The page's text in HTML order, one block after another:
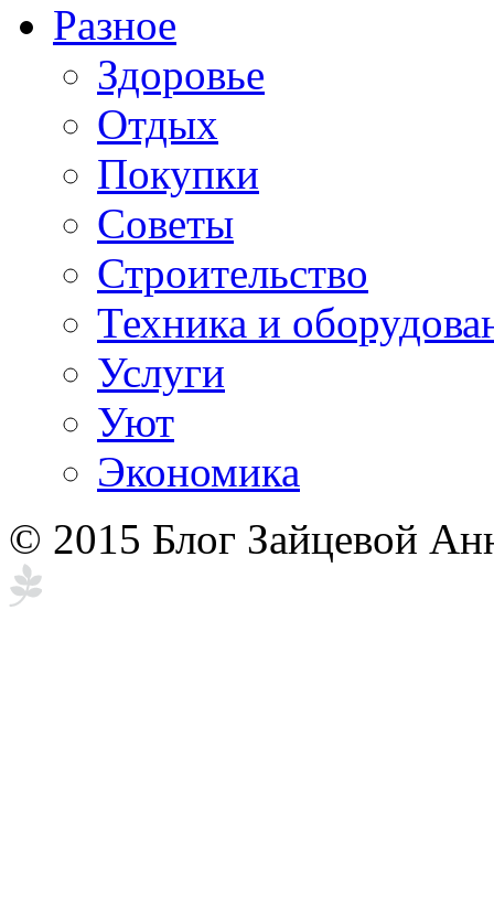
Разное
Здоровье
Отдых
Покупки
Советы
Строительство
Техника и
Услуги
Уют
Экономика
© 2015 Блог Зайцевой